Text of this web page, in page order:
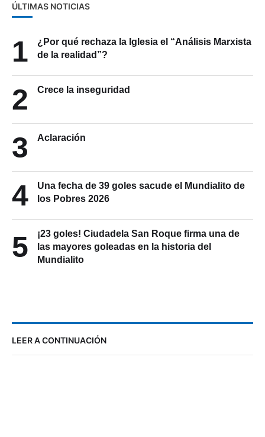
ÚLTIMAS NOTICIAS
1
¿Por qué rechaza la Iglesia el “Análisis Marxista
de la realidad”?
2 Crece la inseguridad
3 Aclaración
4
Una fecha de 39 goles sacude el Mundialito de
los Pobres 2026
5
¡23 goles! Ciudadela San Roque firma una de
las mayores goleadas en la historia del
Mundialito
LEER A CONTINUACIÓN